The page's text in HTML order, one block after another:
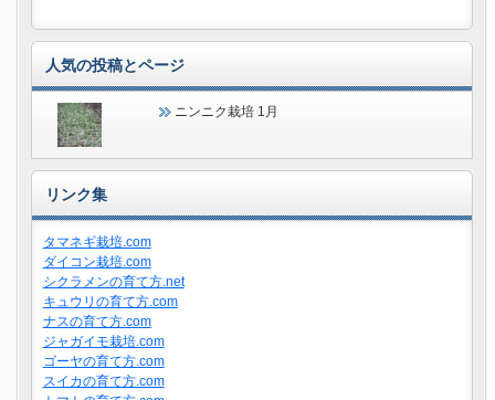
人気の投稿とページ
ニンニク栽培 1月
リンク集
タマネギ栽培.com
ダイコン栽培.com
シクラメンの育て方.net
キュウリの育て方.com
ナスの育て方.com
ジャガイモ栽培.com
ゴーヤの育て方.com
スイカの育て方.com